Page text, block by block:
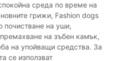
среда по време на
грижи, Fashion dogs
почистване на уши,
на зъбен камък,
на упойващи средства. За
се използват